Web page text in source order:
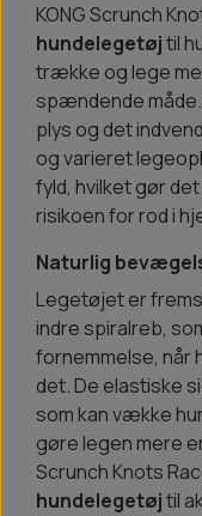
KONG Scrunch
hundelegetøjtil
trække og lege
spændende
plys og det
og varieret
fyld, hvilket gør
risikoen for rod i
Naturlig
Legetøjet er
indre spiralreb,
fornemmelse, når
det. De elastiske
som kan vække
gøre legen mere
Scrunch Knots
hundelegetøjtil